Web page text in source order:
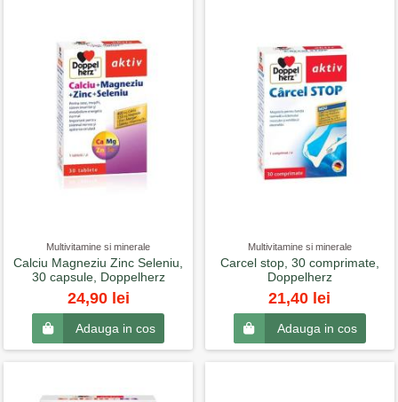
Multivitamine si minerale
Calciu Magneziu Zinc Seleniu,
30 capsule, Doppelherz
24,90 lei
Adauga in cos
Multivitamine si minerale
Carcel stop, 30 comprimate,
Doppelherz
21,40 lei
Adauga in cos